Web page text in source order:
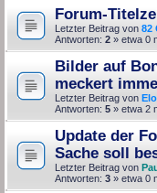
Forum-
Letzter Beitrag von 82
Antworten: 2 » etwa 0
Bilder auf
meckert
Letzter Beitrag von
Antworten: 5 » etwa 2
Update der
Sache soll
Letzter Beitrag von
Antworten: 3 » etwa 0